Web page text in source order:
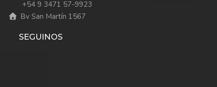
+54 9 3471 57-9923
Bv San Martín 1567
SEGUINOS